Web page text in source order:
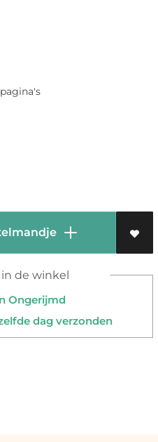
de winkel
Ongerijmd
dag verzonden